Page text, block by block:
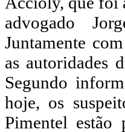
advogado
Juntamente
as autoridades
Segundo
hoje, os
Pimentel estão